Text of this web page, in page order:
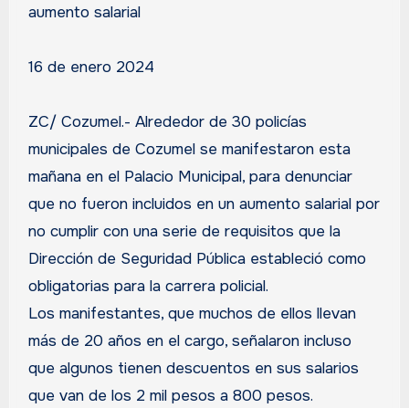
aumento salarial
16 de enero 2024
ZC/ Cozumel.- Alrededor de 30 policías
municipales de Cozumel se manifestaron esta
mañana en el Palacio Municipal, para denunciar
que no fueron incluidos en un aumento salarial por
no cumplir con una serie de requisitos que la
Dirección de Seguridad Pública estableció como
obligatorias para la carrera policial.
Los manifestantes, que muchos de ellos llevan
más de 20 años en el cargo, señalaron incluso
que algunos tienen descuentos en sus salarios
que van de los 2 mil pesos a 800 pesos.